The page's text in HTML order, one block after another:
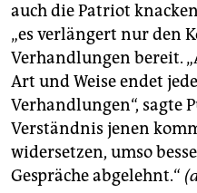
auch die Patriot
„es verlängert nur den
Verhandlungen bereit.
Art und Weise endet
Verhandlungen“, sagte
Verständnis jenen
widersetzen, umso
Gespräche abgelehnt.“